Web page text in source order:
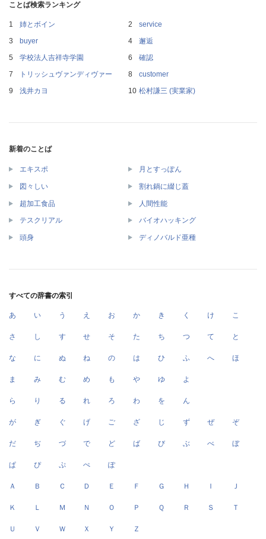
ことば検索ランキング
姉とボイン
service
buyer
邂逅
学校法人吉祥寺学園
確認
トリッシュヴァンディヴァー
customer
浅井カヨ
松村謙三 (実業家)
新着のことば
エキスポ 月とすっぽん
図々しい 割れ鍋に綴じ蓋
超加工食品 人間性能
テスクリアル バイオハッキング
頭身 ディノバルド亜種
すべての辞書の索引
あ い う え お か き く け こ
さ し す せ そ た ち つ て と
な に ぬ ね の は ひ ふ へ ほ
ま み む め も や ゆ よ
ら り る れ ろ わ を ん
が ぎ ぐ げ ご ざ じ ず ぜ ぞ
だ ぢ づ で ど ば び ぶ べ ぼ
ぱ ぴ ぷ ぺ ぽ
Ａ Ｂ Ｃ Ｄ Ｅ Ｆ Ｇ Ｈ Ｉ Ｊ
Ｋ Ｌ Ｍ Ｎ Ｏ Ｐ Ｑ Ｒ Ｓ Ｔ
Ｕ Ｖ Ｗ Ｘ Ｙ Ｚ